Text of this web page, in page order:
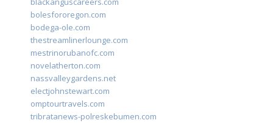
bolesfororegon.com
bodega-ole.com
thestreamlinerlounge.com
mestrinorubanofc.com
novelatherton.com
nassvalleygardens.net
electjohnstewart.com
omptourtravels.com
tribratanews-polreskebumen.com